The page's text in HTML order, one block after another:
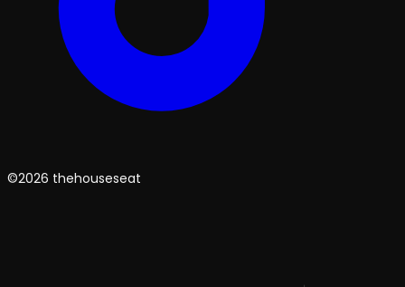
©2026 thehouseseat